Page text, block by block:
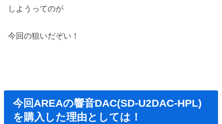
しようってのが
今回の狙いだぞい！
今回AREAの響音DAC(SD-U2DAC-HPL)
を購入した理由としては！